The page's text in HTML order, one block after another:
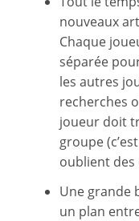
nouveaux
Chaque
séparée
les autres
recherches
joueur doit
groupe
oublient des
Une grande
un plan